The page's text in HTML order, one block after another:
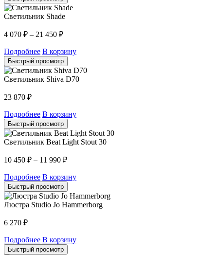
Светильник Shade
4 070 ₽ – 21 450 ₽
Подробнее В корзину
Быстрый просмотр
Светильник Shiva D70
23 870 ₽
Подробнее В корзину
Быстрый просмотр
Светильник Beat Light Stout 30
10 450 ₽ – 11 990 ₽
Подробнее В корзину
Быстрый просмотр
Люстра Studio Jo Hammerborg
6 270 ₽
Подробнее В корзину
Быстрый просмотр